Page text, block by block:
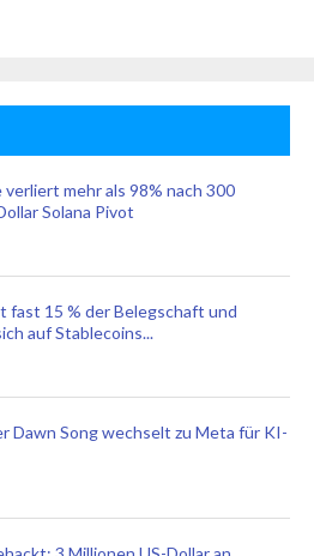
mehr als 98% nach 300
Solana Pivot
fast 15 % der Belegschaft und
auf Stablecoins...
Dawn Song wechselt zu Meta für KI-